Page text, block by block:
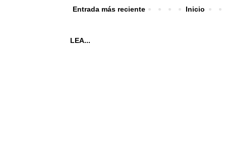
Entrada más reciente Inicio
LEA...